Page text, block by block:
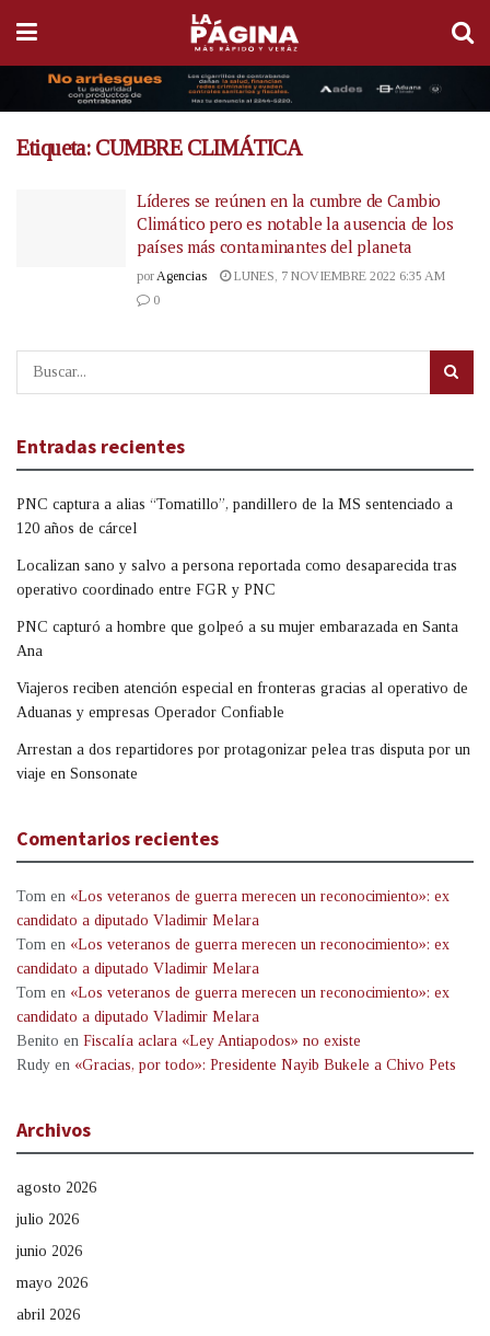
Etiqueta: CUMBRE CLIMÁTICA
Líderes se reúnen en la cumbre de Cambio
Climático pero es notable la ausencia de los
países más contaminantes del planeta
por Agencias
LUNES, 7 NOVIEMBRE 2022 6:35 AM
0
Entradas recientes
PNC captura a alias “Tomatillo”, pandillero de la MS sentenciado a
120 años de cárcel
Localizan sano y salvo a persona reportada como desaparecida tras
operativo coordinado entre FGR y PNC
PNC capturó a hombre que golpeó a su mujer embarazada en Santa
Ana
Viajeros reciben atención especial en fronteras gracias al operativo de
Aduanas y empresas Operador Confiable
Arrestan a dos repartidores por protagonizar pelea tras disputa por un
viaje en Sonsonate
Comentarios recientes
Tom en «Los veteranos de guerra merecen un reconocimiento»: ex
candidato a diputado Vladimir Melara
Tom en «Los veteranos de guerra merecen un reconocimiento»: ex
candidato a diputado Vladimir Melara
Tom en «Los veteranos de guerra merecen un reconocimiento»: ex
candidato a diputado Vladimir Melara
Benito en Fiscalía aclara «Ley Antiapodos» no existe
Rudy en «Gracias, por todo»: Presidente Nayib Bukele a Chivo Pets
Archivos
agosto 2026
julio 2026
junio 2026
mayo 2026
abril 2026